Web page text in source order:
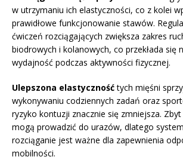
w utrzymaniu ich elastyczności, co z kolei
prawidłowe funkcjonowanie stawów.
ćwiczeń rozciągających zwiększa zakres
biodrowych i kolanowych, co przekłada się
wydajność podczas aktywności fizycznej.
Ulepszona elastycznośćtych mięśni
wykonywaniu codziennych zadań oraz
ryzyko kontuzji znacznie się zmniejsza.
mogą prowadzić do urazów, dlatego
rozciąganie jest ważne dla zapewnienia
mobilności.